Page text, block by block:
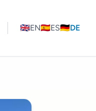
🇬🇧EN🇪🇸ES🇩🇪DE